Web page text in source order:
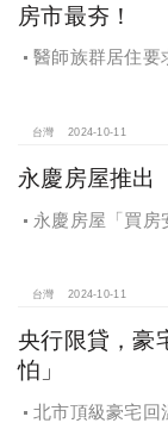
房市最夯！
醫師族群居住要
台灣 2024-10-11
永慶房屋推出
永慶房屋「買房
產交易安全
台灣 2024-10-11
央行限貸，豪
怕」
北市頂級豪宅回